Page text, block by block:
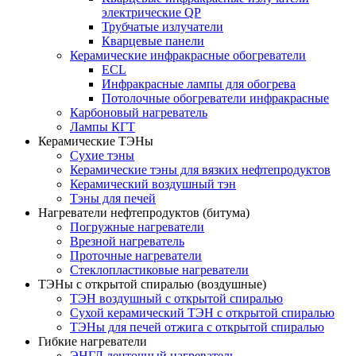
электрические QP
Трубчатые излучатели
Кварцевые панели
Керамические инфракрасные обогреватели
ECL
Инфракрасные лампы для обогрева
Потолочные обогреватели инфракрасные
Карбоновый нагреватель
Лампы КГТ
Керамические ТЭНы
Сухие тэны
Керамические тэны для вязких нефтепродуктов
Керамический воздушный тэн
Тэны для печей
Нагреватели нефтепродуктов (битума)
Погружные нагреватели
Врезной нагреватель
Проточные нагреватели
Стеклопластиковые нагреватели
ТЭНы с открытой спиралью (воздушные)
ТЭН воздушный с открытой спиралью
Сухой керамический ТЭН с открытой спиралью
ТЭНы для печей отжига с открытой спиралью
Гибкие нагреватели